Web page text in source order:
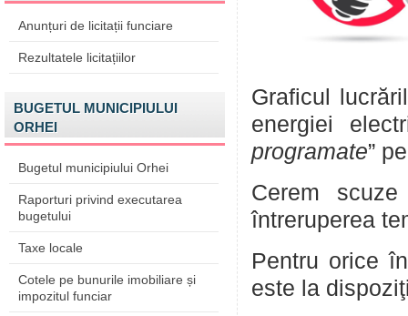
Anunțuri de licitații funciare
Rezultatele licitațiilor
BUGETUL MUNICIPIULUI
ORHEI
Bugetul municipiului Orhei
Raporturi privind executarea
bugetului
Taxe locale
Cotele pe bunurile imobiliare și
impozitul funciar
Graficul
energiei
programate”
Cerem
întreruperea
Pentru orice
este la